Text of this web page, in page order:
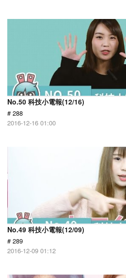
No.50 科技小電報(12/16)
# 288
2016-12-16 01:00
No.49 科技小電報(12/09)
# 289
2016-12-09 01:12